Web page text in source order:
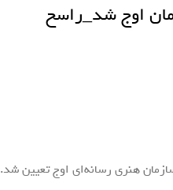
اوج شد_راسخ
هنری رسانه‌ای اوج تعیین شد.